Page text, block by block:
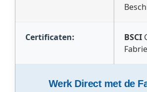
Certificaten: BSCI
Werk Direct met de